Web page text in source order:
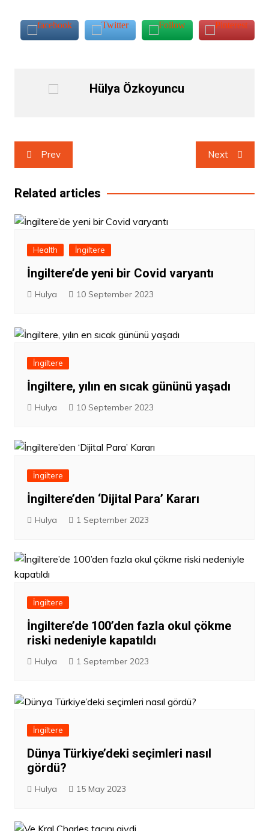
Hülya Özkoyuncu
Post
navigation
Prev Next
Related articles
Health İngiltere
İngiltere’de yeni bir Covid varyantı
Hulya 10 September 2023
İngiltere
İngiltere, yılın en sıcak gününü yaşadı
Hulya 10 September 2023
İngiltere
İngiltere’den ‘Dijital Para’ Kararı
Hulya 1 September 2023
İngiltere
İngiltere’de 100’den fazla okul çökme
riski nedeniyle kapatıldı
Hulya 1 September 2023
İngiltere
Dünya Türkiye’deki seçimleri nasıl
gördü?
Hulya 15 May 2023